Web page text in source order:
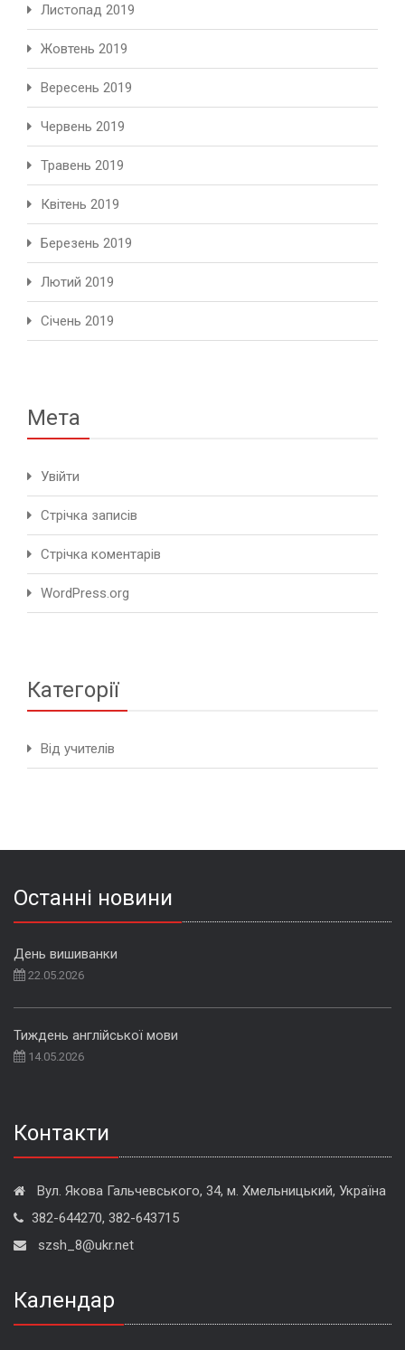
Листопад 2019
Жовтень 2019
Вересень 2019
Червень 2019
Травень 2019
Квітень 2019
Березень 2019
Лютий 2019
Січень 2019
Мета
Увійти
Стрічка записів
Стрічка коментарів
WordPress.org
Категорії
Від учителів
Останні новини
День вишиванки
22.05.2026
Тиждень англійської мови
14.05.2026
Контакти
Вул. Якова Гальчевського, 34, м. Хмельницький, Україна
382-644270, 382-643715
szsh_8@ukr.net
Календар